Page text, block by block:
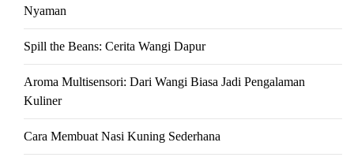
Nyaman
Spill the Beans: Cerita Wangi Dapur
Aroma Multisensori: Dari Wangi Biasa Jadi Pengalaman
Kuliner
Cara Membuat Nasi Kuning Sederhana